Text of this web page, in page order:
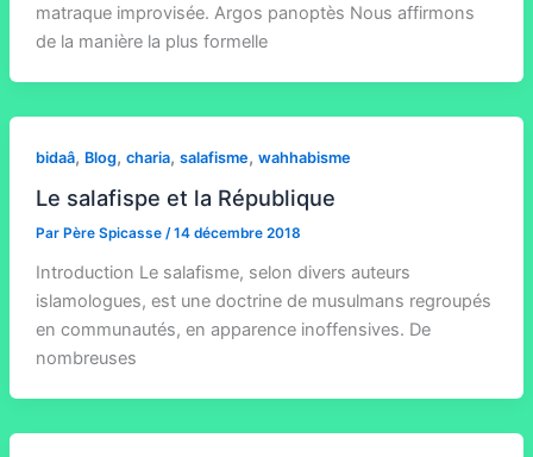
matraque improvisée. Argos panoptès Nous affirmons
de la manière la plus formelle
bidaâ, Blog, charia, salafisme, wahhabisme
Le salafispe et la République
Par Père Spicasse /14 décembre 2018
Introduction Le salafisme, selon divers auteurs
islamologues, est une doctrine de musulmans regroupés
en communautés, en apparence inoffensives. De
nombreuses